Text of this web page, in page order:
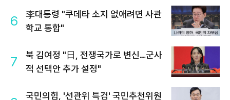
6
李대통령 "쿠데타 소지 없애려면 사관
학교 통합"
7
북 김여정 "日, 전쟁국가로 변신…군사
적 선택안 추가 설정"
국민의힘, '선관위 특검' 국민추천위원